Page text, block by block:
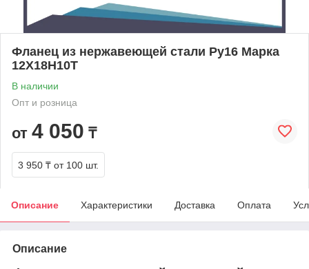
Фланец из нержавеющей стали Ру16 Марка
12Х18Н10Т
В наличии
Опт и розница
от 4 050 ₸
3 950 ₸ от 100 шт.
Описание Характеристики Доставка Оплата
Описание